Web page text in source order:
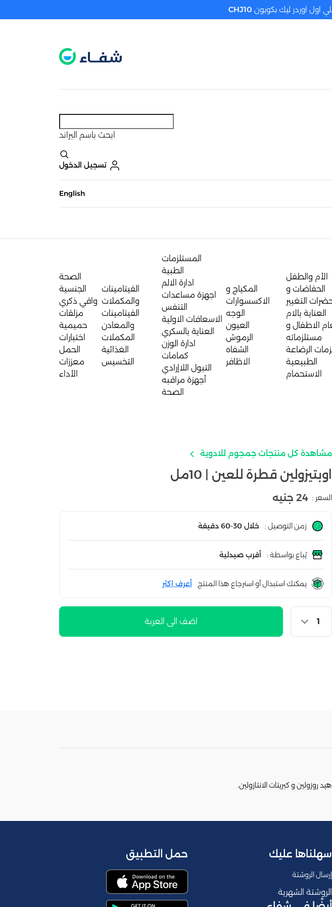
ابحث باسم البراند
تسجيل الدخول
English
الأم والطفل
الحفاضات و
التغيير
العناية بالام
الاطفال و
مستلزماته
الرضاعة
الطبيعية
الاستحمام
المكياج و
الاكسسوارات
الوجه
العيون
الرموش
الشفاه
الاظافر
المستلزمات
الطبية
ادارة الالم
اجهزة مساعدات
التنفس
الاسعافات الاولية
العناية بالسكري
ادارة الوزن
كمامات
التبول اللاإرادي
أجهزة مراقبه
الصحة
الفيتامينات
والمكملات
الفيتامينات
والمعادن
المكملات
الغذائية
التخسيس
الصحة
الجنسية
واقي ذكري
مزلقات
حميمية
اختبارات
الحمل
معززات
الأداء
مشاهدة كل منتجات جمجوم للادوية
اوبتيزولين قطرة للعين | 10مل
السعر : 24 جنيه
زمن التوصيل : خلال 30-60 دقيقة
يُباع بواسطة : أقرب صيدلية
يمكنك استبدال أو استرجاع هذا المنتج أعرف اكثر
اضف الى العربة
و كبريتات الانتازولين.
سهلناها عليك
إرسال الروشتة
الروشتة الشهرية
حمل التطبيق
CHJ10